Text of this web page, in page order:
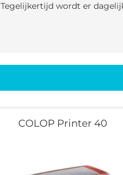
Tegelijkertijd wordt er
COLOP Printer 40